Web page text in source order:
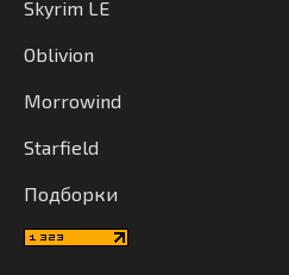
Skyrim LE
Oblivion
Morrowind
Starfield
Подборки